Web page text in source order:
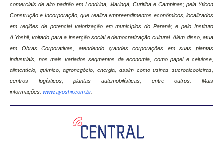
comerciais de alto padrão em Londrina, Maringá, Curitiba e Campinas; pela Yticon
Construção e Incorporação, que realiza empreendimentos econômicos, localizados
em regiões de potencial valorização em municípios do Paraná; e pelo Instituto
A.Yoshii, voltado para a inserção social e democratização cultural. Além disso, atua
em Obras Corporativas, atendendo grandes corporações em suas plantas
industriais, nos mais variados segmentos da economia, como papel e celulose,
alimentício, químico, agronegócio, energia, assim como usinas sucroalcooleiras,
centros logísticos, plantas automobilísticas, entre outros. Mais
informações: www.ayoshii.com.br.